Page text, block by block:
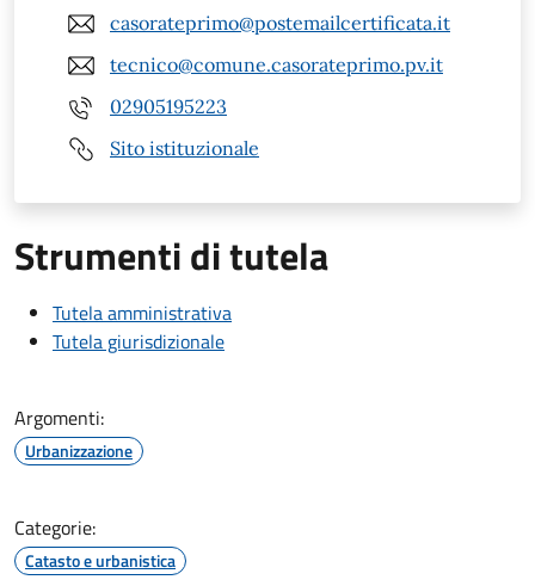
casorateprimo@postemailcertificata.it
tecnico@comune.casorateprimo.pv.it
02905195223
Sito istituzionale
Strumenti di tutela
Tutela amministrativa
Tutela giurisdizionale
Argomenti:
Urbanizzazione
Categorie:
Catasto e urbanistica